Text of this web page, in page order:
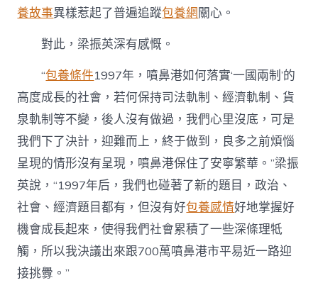
養故事異樣惹起了普遍追蹤包養網關心。
對此，梁振英深有感慨。
“包養條件1997年，噴鼻港如何落實‘一國兩制’的
高度成長的社會，若何保持司法軌制、經濟軌制、貨
泉軌制等不變，後人沒有做過，我們心里沒底，可是
我們下了決計，迎難而上，終于做到，良多之前煩惱
呈現的情形沒有呈現，噴鼻港保住了安寧繁華。”梁振
英說，“1997年后，我們也碰著了新的題目，政治、
社會、經濟題目都有，但沒有好包養感情好地掌握好
機會成長起來，使得我們社會累積了一些深條理牴
觸，所以我決議出來跟700萬噴鼻港市平易近一路迎
接挑釁。”